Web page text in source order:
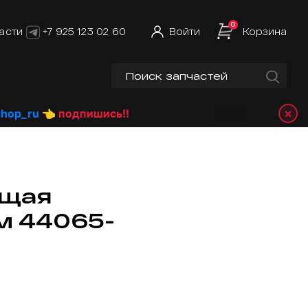
+7 925 123 02 60 Войти
0
Корзина
👈 подпишись!! ×
44065-